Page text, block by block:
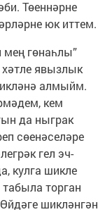
Төеннәрне
юк иттем.
мең гөнаһлы”
явызлык
алмыйм.
кем
да ныграк
сөенәселәре
гел эч-
кулга шикле
торган
шикләнгән